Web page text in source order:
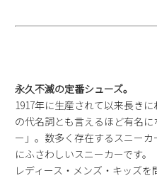
永久不滅の定番シューズ。
1917年に生産されて以来長き
の代名詞とも言えるほど有名
ー」。数多く存在するスニー
にふさわしいスニーカーです。
レディース・メンズ・キッズ